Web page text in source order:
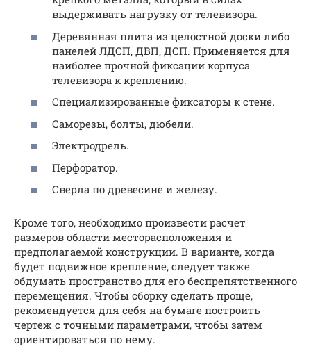
выдерживать нагрузку от телевизора.
Деревянная плита из целостной доски либо
панелей ЛДСП, ДВП, ДСП. Применяется для
наиболее прочной фиксации корпуса
телевизора к креплению.
Специализированные фиксаторы к стене.
Саморезы, болты, дюбели.
Электродрель.
Перфоратор.
Сверла по древесине и железу.
Кроме того, необходимо произвести расчет
размеров области месторасположения и
предполагаемой конструкции. В варианте, когда
будет подвижное крепление, следует также
обдумать пространство для его беспрепятственного
перемещения. Чтобы сборку сделать проще,
рекомендуется для себя на бумаге построить
чертеж с точными параметрами, чтобы затем
ориентироваться по нему.